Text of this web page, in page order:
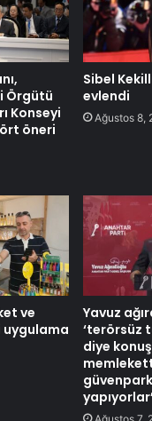
Örgütü
Konseyi
öneri
Sibel
evlendi
Ağustos 8,
ve
Yavuz
‘terörsüz
diye